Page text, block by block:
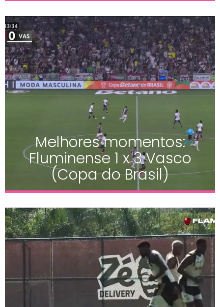
Melhores momentos:
Fluminense 1 x 3 Vasco
(Copa do Brasil)